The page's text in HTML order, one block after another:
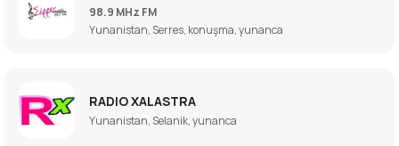
98.9 MHz FM
Yunanistan, Serres, konuşma, yunanca
RADIO XALASTRA
Yunanistan, Selanik, yunanca